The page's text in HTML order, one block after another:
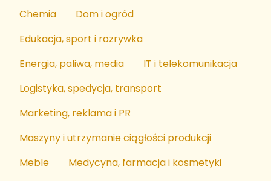
Chemia
Dom i ogród
Edukacja, sport i rozrywka
Energia, paliwa, media
IT i telekomunikacja
Logistyka, spedycja, transport
Marketing, reklama i PR
Maszyny i utrzymanie ciągłości produkcji
Meble
Medycyna, farmacja i kosmetyki